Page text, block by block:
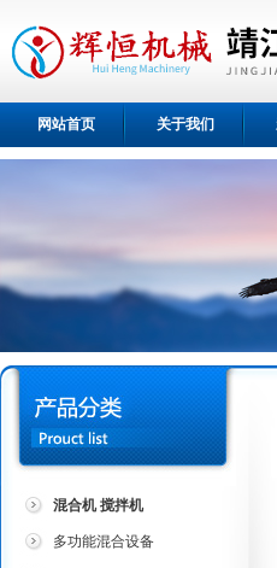
网站首页 关于我们
混合机 搅拌机
多功能混合设备